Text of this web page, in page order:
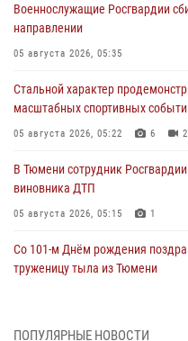
Военнослужащие Росгвардии
направлении
05 августа 2026, 05:35
Стальной характер
масштабных спортивных
05 августа 2026, 05:22 6 2
В Тюмени сотрудник
виновника ДТП
05 августа 2026, 05:15 1
Со 101-м Днём рождения
труженицу тыла из Тюмени
Спецназ Росгвардии провел
ПОПУЛЯРНЫЕ НОВОСТИ